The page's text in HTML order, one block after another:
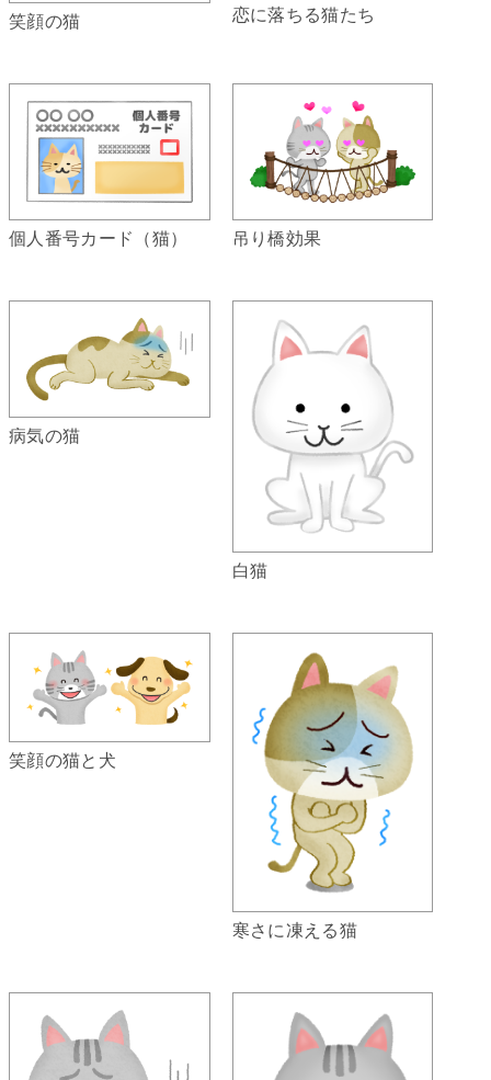
笑顔の猫 恋に落ちる猫たち
個人番号カード（猫） 吊り橋効果
病気の猫
白猫
笑顔の猫と犬
寒さに凍える猫